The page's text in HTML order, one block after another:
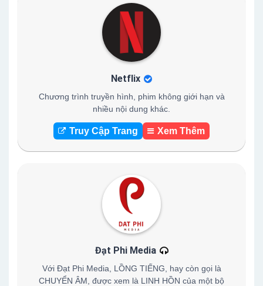
Netflix
Chương trình truyền hình, phim không giới hạn và
nhiều nội dung khác.
Truy Cập Trang Xem Thêm
Đạt Phi Media
Với Đạt Phi Media, LỒNG TIẾNG, hay còn gọi là
CHUYỂN ÂM, được xem là LINH HỒN của một bộ